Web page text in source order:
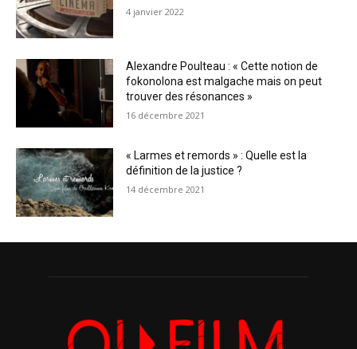
4 janvier 2022
Alexandre Poulteau : « Cette notion de
fokonolona est malgache mais on peut
trouver des résonances »
16 décembre 2021
« Larmes et remords » : Quelle est la
définition de la justice ?
14 décembre 2021